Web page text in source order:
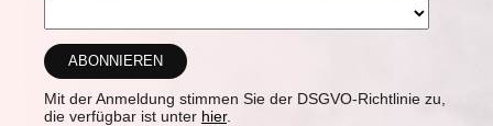
Mit der Anmeldung stimmen Sie der DSGVO-Richtlinie zu,
die verfügbar ist unter hier.